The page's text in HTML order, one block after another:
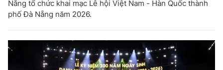
Nẵng tổ chức khai mạc Lễ hội Việt Nam - Hàn Quốc thành
phố Đà Nẵng năm 2026.